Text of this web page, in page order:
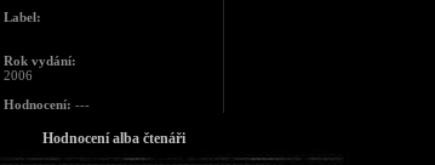
Label:
Rok vydání:
2006
Hodnocení: ---
Hodnocení alba čtenáři